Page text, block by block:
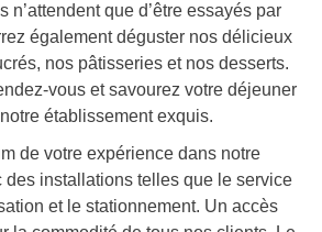
n’attendent que d’être essayés par
également déguster nos délicieux
nos pâtisseries et nos desserts.
vous et savourez votre déjeuner
établissement exquis.
de votre expérience dans notre
des installations telles que le service
et le stationnement. Un accès